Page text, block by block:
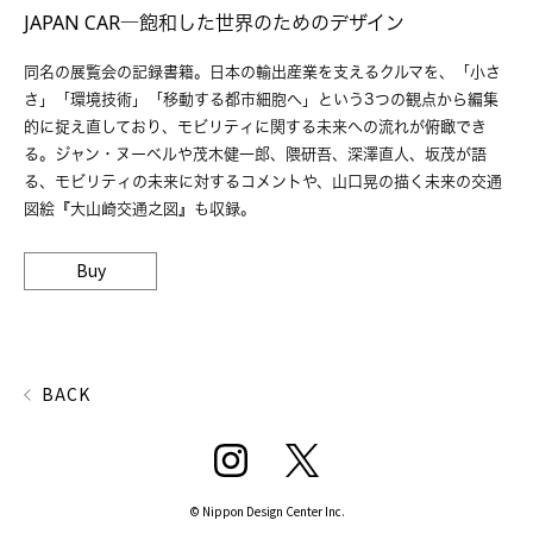
JAPAN CAR―飽和した世界のためのデザイン
同名の展覧会の記録書籍。日本の輸出産業を支えるクルマを、「小さ
さ」「環境技術」「移動する都市細胞へ」という3つの観点から編集
的に捉え直しており、モビリティに関する未来への流れが俯瞰でき
る。ジャン・ヌーベルや茂木健一郎、隈研吾、深澤直人、坂茂が語
る、モビリティの未来に対するコメントや、山口晃の描く未来の交通
図絵『大山崎交通之図』も収録。
Buy
BACK
© Nippon Design Center Inc.